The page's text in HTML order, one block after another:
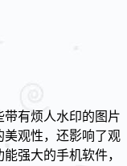
有烦人水印的图片
美观性，还影响了观
强大的手机软件，